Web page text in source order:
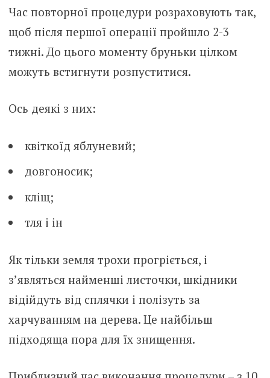
Час повторної процедури розраховують так,
щоб після першої операції пройшло 2-3
тижні. До цього моменту бруньки цілком
можуть встигнути розпуститися.
Ось деякі з них:
квіткоїд яблуневий;
довгоносик;
кліщ;
тля і ін
Як тільки земля трохи прогріється, і
з’являться найменші листочки, шкідники
відійдуть від сплячки і полізуть за
харчуванням на дерева. Це найбільш
підходяща пора для їх знищення.